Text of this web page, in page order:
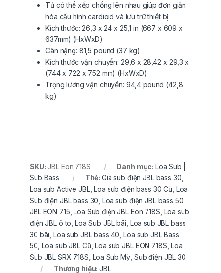
Tủ có thể xếp chồng lên nhau giúp đơn giản
hóa cấu hình cardioid và lưu trữ thiết bị
Kích thước: 26,3 x 24 x 25,1 in (667 x 609 x
637mm) (HxWxD)
Cân nặng: 81,5 pound (37 kg)
Kích thước vận chuyển: 29,6 x 28,42 x 29,3 x
(744 x 722 x 752 mm) (HxWxD)
Trọng lượng vận chuyển: 94,4 pound (42,8
kg)
SKU:JBL Eon 718S Danh mục:Loa Sub |
Sub Bass
Thẻ: Giá sub điện JBL bass 30
Loa sub Active JBL,Loa sub điện bass 30 Cũ Loa
Sub điện JBL bass 30 ,Loa sub điện JBL bass 50
JBL EON 715 ,Loa Sub điện JBL Eon 718S Loa sub
điện JBL ô to Loa Sub JBL bãi Loa sub JBL bass
30 bãi Loa sub JBL bass 40 ,Loa sub JBL Bass
50 Loa sub JBL Cũ,Loa sub JBL EON 718S ,Loa
Sub JBL SRX 718S Loa Sub Mỹ Sub điện JBL 30
Thương hiệu:JBL